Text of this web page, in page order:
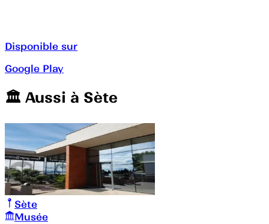
Disponible sur
Google Play
🏛️️ Aussi à Sète
Sète
Musée